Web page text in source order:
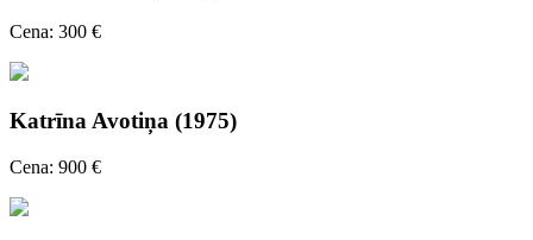
Cena: 300 €
Katrīna Avotiņa (1975)
Cena: 900 €